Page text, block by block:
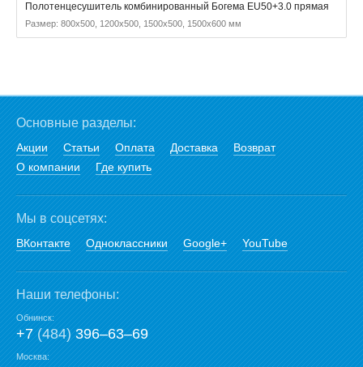
Полотенцесушитель комбинированный Богема EU50+3.0 прямая
Размер: 800x500, 1200x500, 1500x500, 1500x600 мм
Основные разделы:
Акции Статьи Оплата Доставка
Возврат
О компании
Где купить
Мы в соцсетях:
ВКонтакте Одноклассники Google+ YouTube
Наши телефоны:
Обнинск:
+7(484)396‒63‒69
Москва: